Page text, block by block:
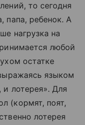
то сегодня
папа, ребенок. А
нагрузка на
любой
остатке
языком
лотерея». Для
(кормят, поят,
лотерея